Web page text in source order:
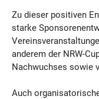
Zu dieser positiven
starke
anderem der NRW-
Nachwuchses sowie
Auch